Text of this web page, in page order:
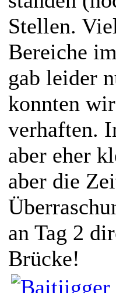
Stellen.
Bereiche
gab leider
konnten
verhaften.
aber eher
aber die
an Tag 2
Brücke!